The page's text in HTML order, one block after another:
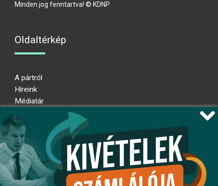
Minden jog fenntartva! © KDNP
Oldaltérkép
A pártról
Híreink
Médiatár
Adatkezelési nyilatkozat
Átláthatósági nyilatkozat
Ugrás az oldal tetejére
Kövessen minket!